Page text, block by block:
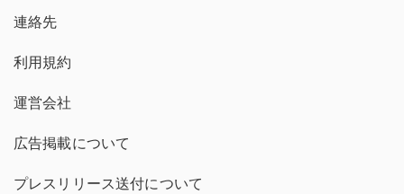
連絡先
利用規約
運営会社
広告掲載について
プレスリリース送付について